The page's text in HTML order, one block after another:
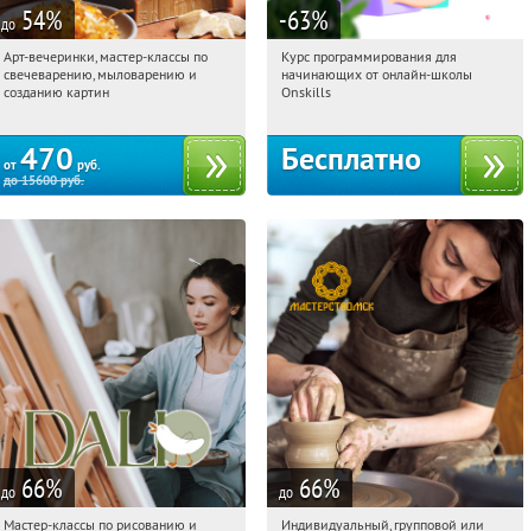
до 54%
11:55:54 Купили:
Хорошево
Арт-вечеринки, мастер-классы по
свечеварению, мыловарению и
созданию картин
от 470 руб.
до15600руб.
-63%
11:55:54 Получили:
Россия
Курс программирования для
начинающих от онлайн-школы
Onskills
Бесплатно
до 66%
Мастер-классы по рисованию и
до 66%
Индивидуальный, групповой или